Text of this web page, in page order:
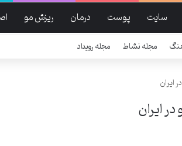
سایت پوست درمان ریزش مو
مجله نشاط مجله رویداد
ایران
ایران